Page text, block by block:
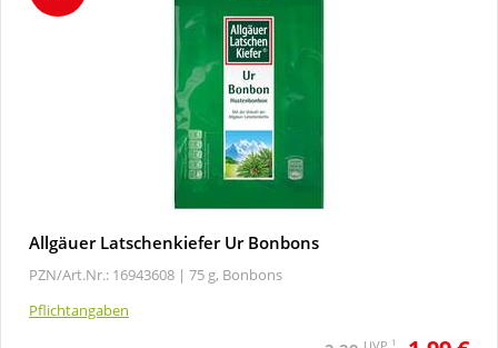
Allgäuer Latschenkiefer Ur Bonbons
PZN/Art.Nr.: 16943608 | 75 g, Bonbons
Pflichtangaben
1